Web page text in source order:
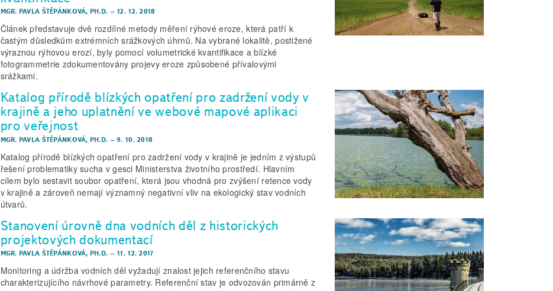
MGR. PAVLA ŠTĚPÁNKOVÁ, PH.D. – 12. 12. 2018
Článek představuje dvě rozdílné metody měření rýhové eroze, která patří k
častým důsledkům extrémních srážkových úhrnů. Na vybrané lokalitě, postižené
výraznou rýhovou erozí, byly pomocí volumetrické kvantifikace a blízké
fotogrammetrie zdokumentovány projevy eroze způsobené přívalovými
srážkami.
Katalog přírodě blízkých opatření pro zadržení vody v
krajině a jeho uplatnění ve webové mapové aplikaci
pro veřejnost
MGR. PAVLA ŠTĚPÁNKOVÁ, PH.D. –9. 10. 2018
Katalog přírodě blízkých opatření pro zadržení vody v krajině je jedním z výstupů
řešení problematiky sucha v gesci Ministerstva životního prostředí. Hlavním
cílem bylo sestavit soubor opatření, která jsou vhodná pro zvýšení retence vody
v krajině a zároveň nemají významný negativní vliv na ekologický stav vodních
útvarů.
Stanovení úrovně dna vodních děl z historických
projektových dokumentací
MGR. PAVLA ŠTĚPÁNKOVÁ, PH.D. – 11. 12. 2017
Monitoring a údržba vodních děl vyžadují znalost jejich referenčního stavu
charakterizujícího návrhové parametry. Referenční stav je odvozován primárně z